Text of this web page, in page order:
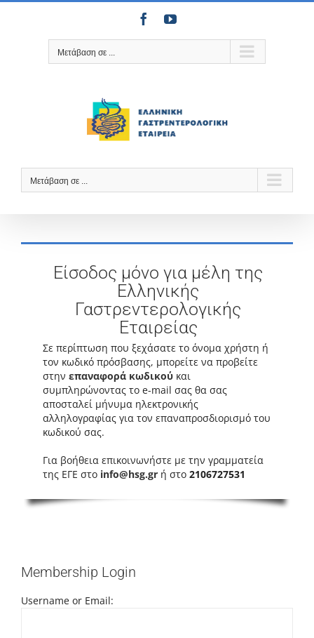
Μετάβαση
FacebookYouTube
Μετάβαση σε ...
Μετάβαση σε ...
Είσοδος μόνο για μέλη της
Ελληνικής
Γαστρεντερολογικής
Εταιρείας
Σε περίπτωση που ξεχάσατε το όνομα χρήστη ή
τον κωδικό πρόσβασης, μπορείτε να προβείτε
στην επαναφορά κωδικού και
συμπληρώνοντας το e-mail σας θα σας
αποσταλεί μήνυμα ηλεκτρονικής
αλληλογραφίας για τον επαναπροσδιορισμό του
κωδικού σας.
Για βοήθεια επικοινωνήστε με την γραμματεία
της ΕΓΕ στο info@hsg.gr ή στο 2106727531
Membership Login
Username or Email: